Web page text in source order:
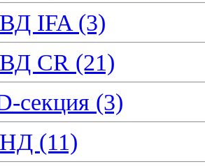
IFA (3)
CR (21)
секция (3)
(11)